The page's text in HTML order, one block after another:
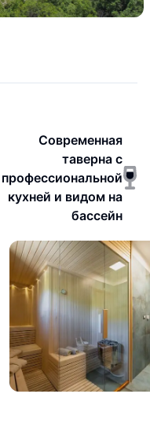
Современная
таверна с
профессиональной
кухней и видом на
бассейн